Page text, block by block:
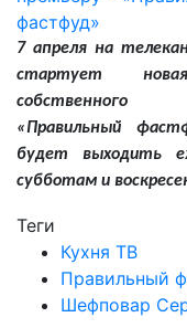
7 апреля на
стартует
собственного
«Правильный
будет выходить
субботам и
Теги
Кухня ТВ
Правильный
Шефповар